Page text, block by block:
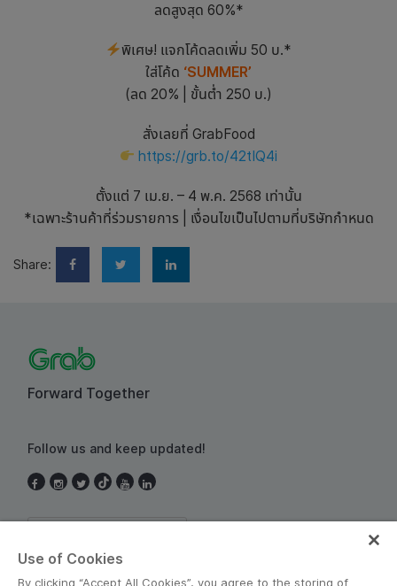
ลดสูงสุด 60%*
พิเศษ! แจกโค้ดลดเพิ่ม 50 บ.*
ใส่โค้ด ‘SUMMER’
(ลด 20% | ขั้นต่ำ 250 บ.)
สั่งเลยที่ GrabFood
https://grb.to/42tIQ4i
ตั้งแต่ 7 เม.ย. – 4 พ.ค. 2568 เท่านั้น
*เฉพาะร้านค้าที่ร่วมรายการ | เงื่อนไขเป็นไปตามที่บริษัทกำหนด
Share:
Forward Together
Follow us and keep updated!
Use of Cookies
By clicking “Accept All Cookies”, you agree to the storing of